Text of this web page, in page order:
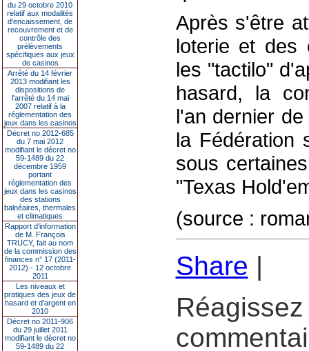
du 29 octobre 2010
relatif aux modalités
d'encaissement, de
recouvrement et de
contrôle des
prélèvements
spécifiques aux jeux
de casinos
Arrêté du 14 février
2013 modifiant les
dispositions de
l'arrêté du 14 mai
2007 relatif à la
réglementation des
jeux dans les casinos
Décret no 2012-685
du 7 mai 2012
modifiant le décret no
59-1489 du 22
décembre 1959
portant
réglementation des
jeux dans les casinos
des stations
balnéaires, thermales
et climatiques
Rapport d'information
de M. François
TRUCY, fait au nom
de la commission des
finances n° 17 (2011-
2012) - 12 octobre
2011
Les niveaux et
pratiques des jeux de
hasard et d’argent en
2010
Décret no 2011-906
du 29 juillet 2011
modifiant le décret no
59-1489 du 22
Après s'être
loterie et des
les "tactilo"
hasard, la
l'an dernier
la Fédération
sous
"Texas
(source :
Share |